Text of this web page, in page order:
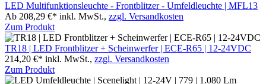
LED Multifunktionsleuchte - Frontblitzer - Umfeldleuchte | MFL13
Ab 208,29 €* inkl. MwSt., zzgl. Versandkosten
Zum Produkt
TR18 | LED Frontblitzer + Scheinwerfer | ECE-R65 | 12-24VDC
214,20 €* inkl. MwSt., zzgl. Versandkosten
Zum Produkt